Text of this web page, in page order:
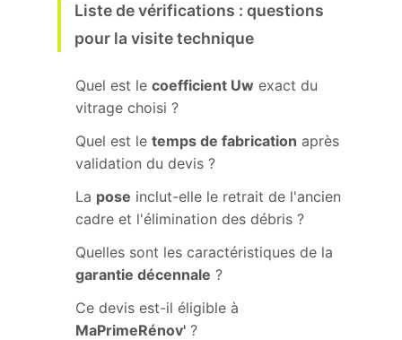
Liste de vérifications : questions
pour la visite technique
Quel est le coefficient Uw exact du
vitrage choisi ?
Quel est le temps de fabrication après
validation du devis ?
La pose inclut-elle le retrait de l'ancien
cadre et l'élimination des débris ?
Quelles sont les caractéristiques de la
garantie décennale ?
Ce devis est-il éligible à
MaPrimeRénov' ?